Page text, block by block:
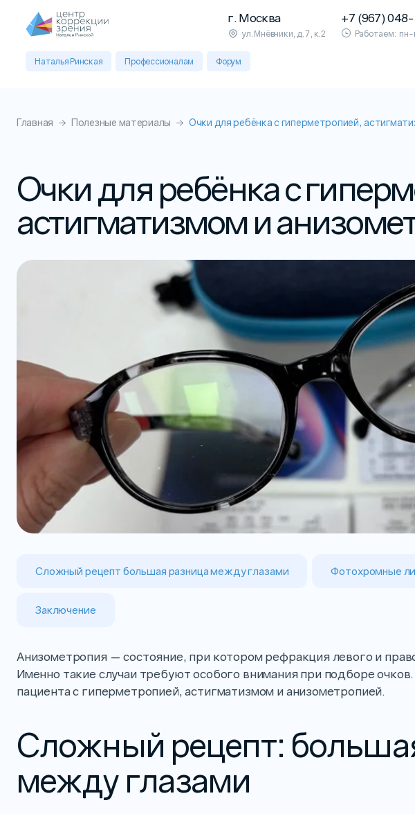
г. Москва
ул. Мнёвники, д. 7, к.2
+7 (967)
Работаем: пн-
Наталья Ринская Профессионалам Форум
Главная Полезные материалы Очки для ребёнка с гиперметропией,
Очки для ребёнка с
астигматизмом и
Сложный рецепт большая разница между глазами Фотохромные
Заключение
Анизометропия — состояние, при котором рефракция левого и
Именно такие случаи требуют особого внимания при подборе
пациента с гиперметропией, астигматизмом и анизометропией.
Сложный рецепт:
между глазами